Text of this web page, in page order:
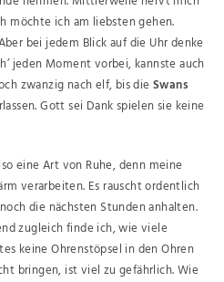
möchte ich am liebsten gehen.
bei jedem Blick auf die Uhr denke
jeden Moment vorbei, kannste auch
zwanzig nach elf, bis dieSwans
Gott sei Dank spielen sie keine
eine Art von Ruhe, denn meine
verarbeiten. Es rauscht ordentlich
die nächsten Stunden anhalten.
zugleich finde ich, wie viele
keine Ohrenstöpsel in den Ohren
bringen, ist viel zu gefährlich. Wie